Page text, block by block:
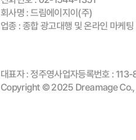
회사명 : 드림에이지이(주)
업종 : 종합 광고대행 및 온라인 마케팅
대표자 : 정주영사업자등록번호 :
Copyright © 2025 Dreamage